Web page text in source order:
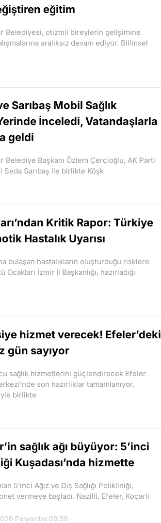
eğitim
Belediyesi, otizmli bireylerin gelişimine
aralıksız devam ediyor. Bilimsel
Sarıbaş Mobil Sağlık
İnceledi, Vatandaşlarla
geldi
Belediye Başkanı Özlem Çerçioğlu, AK Parti
Seda Sarıbaş ile birlikte Köşk
Kritik Rapor: Türkiye
Hastalık Uyarısı
bulaşan hastalıkların oluşturduğu risklere
İzmir İl Başkanlığı, hazırladığı
hizmet verecek! Efeler’deki
gün sayıyor
sağlık hizmetlerini güçlendirecek Efeler
son hazırlıklar tamamlanıyor.
birlikte
sağlık ağı büyüyor: 5’inci
Kuşadası’nda hizmette
5’inci Ağız ve Diş Sağlığı Polikliniği,
vermeye başladı. Nazilli, Efeler, Koçarlı
Perşembe 09:59